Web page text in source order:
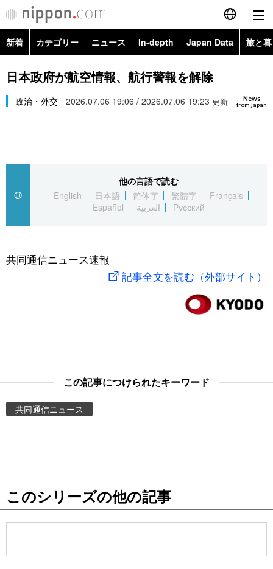
English
简体字
繁體字
العربية
社会
旅と暮らし
東京
新着 カテゴリー ニュース In-depth Japan Data 旅と
政治・外交
経済・ビジネス
社会
文化
科学・技術
暮らし
Images
お知らせ
日本政府が航空情報、航行警報を解除
News
from Japan
政治・外交 2026.07.06 19:06 / 2026.07.06 19:23 更新
他の言語で読む
English
日本語 简体字 繁體字
Français
Español
العربية Русский
共同通信ニュース速報
記事全文を読む（外部サイト）
この記事につけられたキーワード
共同通信ニュース
このシリーズの他の記事